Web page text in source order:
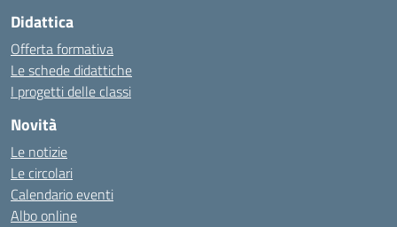
Didattica
Offerta formativa
Le schede didattiche
I progetti delle classi
Novità
Le notizie
Le circolari
Calendario eventi
Albo online